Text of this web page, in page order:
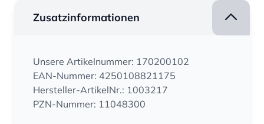
Zusatzinformationen
Unsere Artikelnummer: 170200102
EAN-Nummer: 4250108821175
Hersteller-ArtikelNr.: 1003217
PZN-Nummer: 11048300